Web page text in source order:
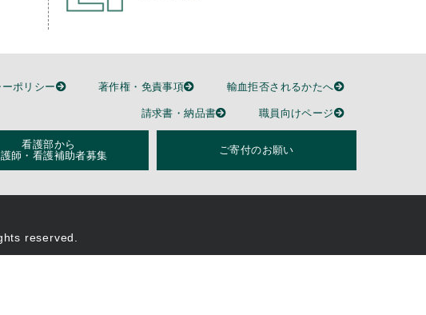
ポリシー 著作権・免責事項 輸血拒否されるかたへ
請求書・納品書 職員向けページ
看護部から
師・看護補助者募集
ご寄付のお願い
reserved.